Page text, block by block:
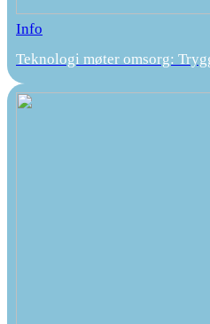
Info
Teknologi møter omsorg: